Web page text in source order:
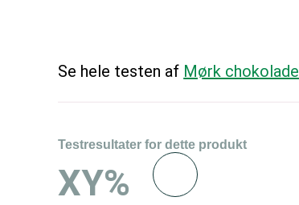
Se hele testen af Mørk chokolade
Testresultater for dette produkt
XY%